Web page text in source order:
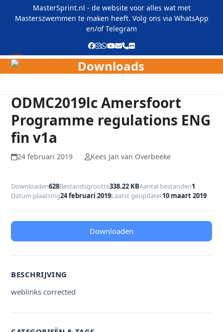
MasterSprint.nl - de website voor alles wat met
Masterszwemmen te maken heeft. Volg ons via WhatsApp
en/ofTelegram
Facebook
Instagram
Whatsapp
YouTube
E-
mail
Phone
Flickr
Open
menu
Close
menu
Downloads
ODMC2019lc Amersfoort
Programme regulations ENG
fin v1a
24 februari 2019 Kees Jan van Overbeeke
Downloaden628Bestandsgrootte338.22 KBAantal bestanden1
Datum plaatsing24 februari 2019Laatst geüpdatet10 maart 2019
Downloaden
BESCHRIJVING
weblinks corrected